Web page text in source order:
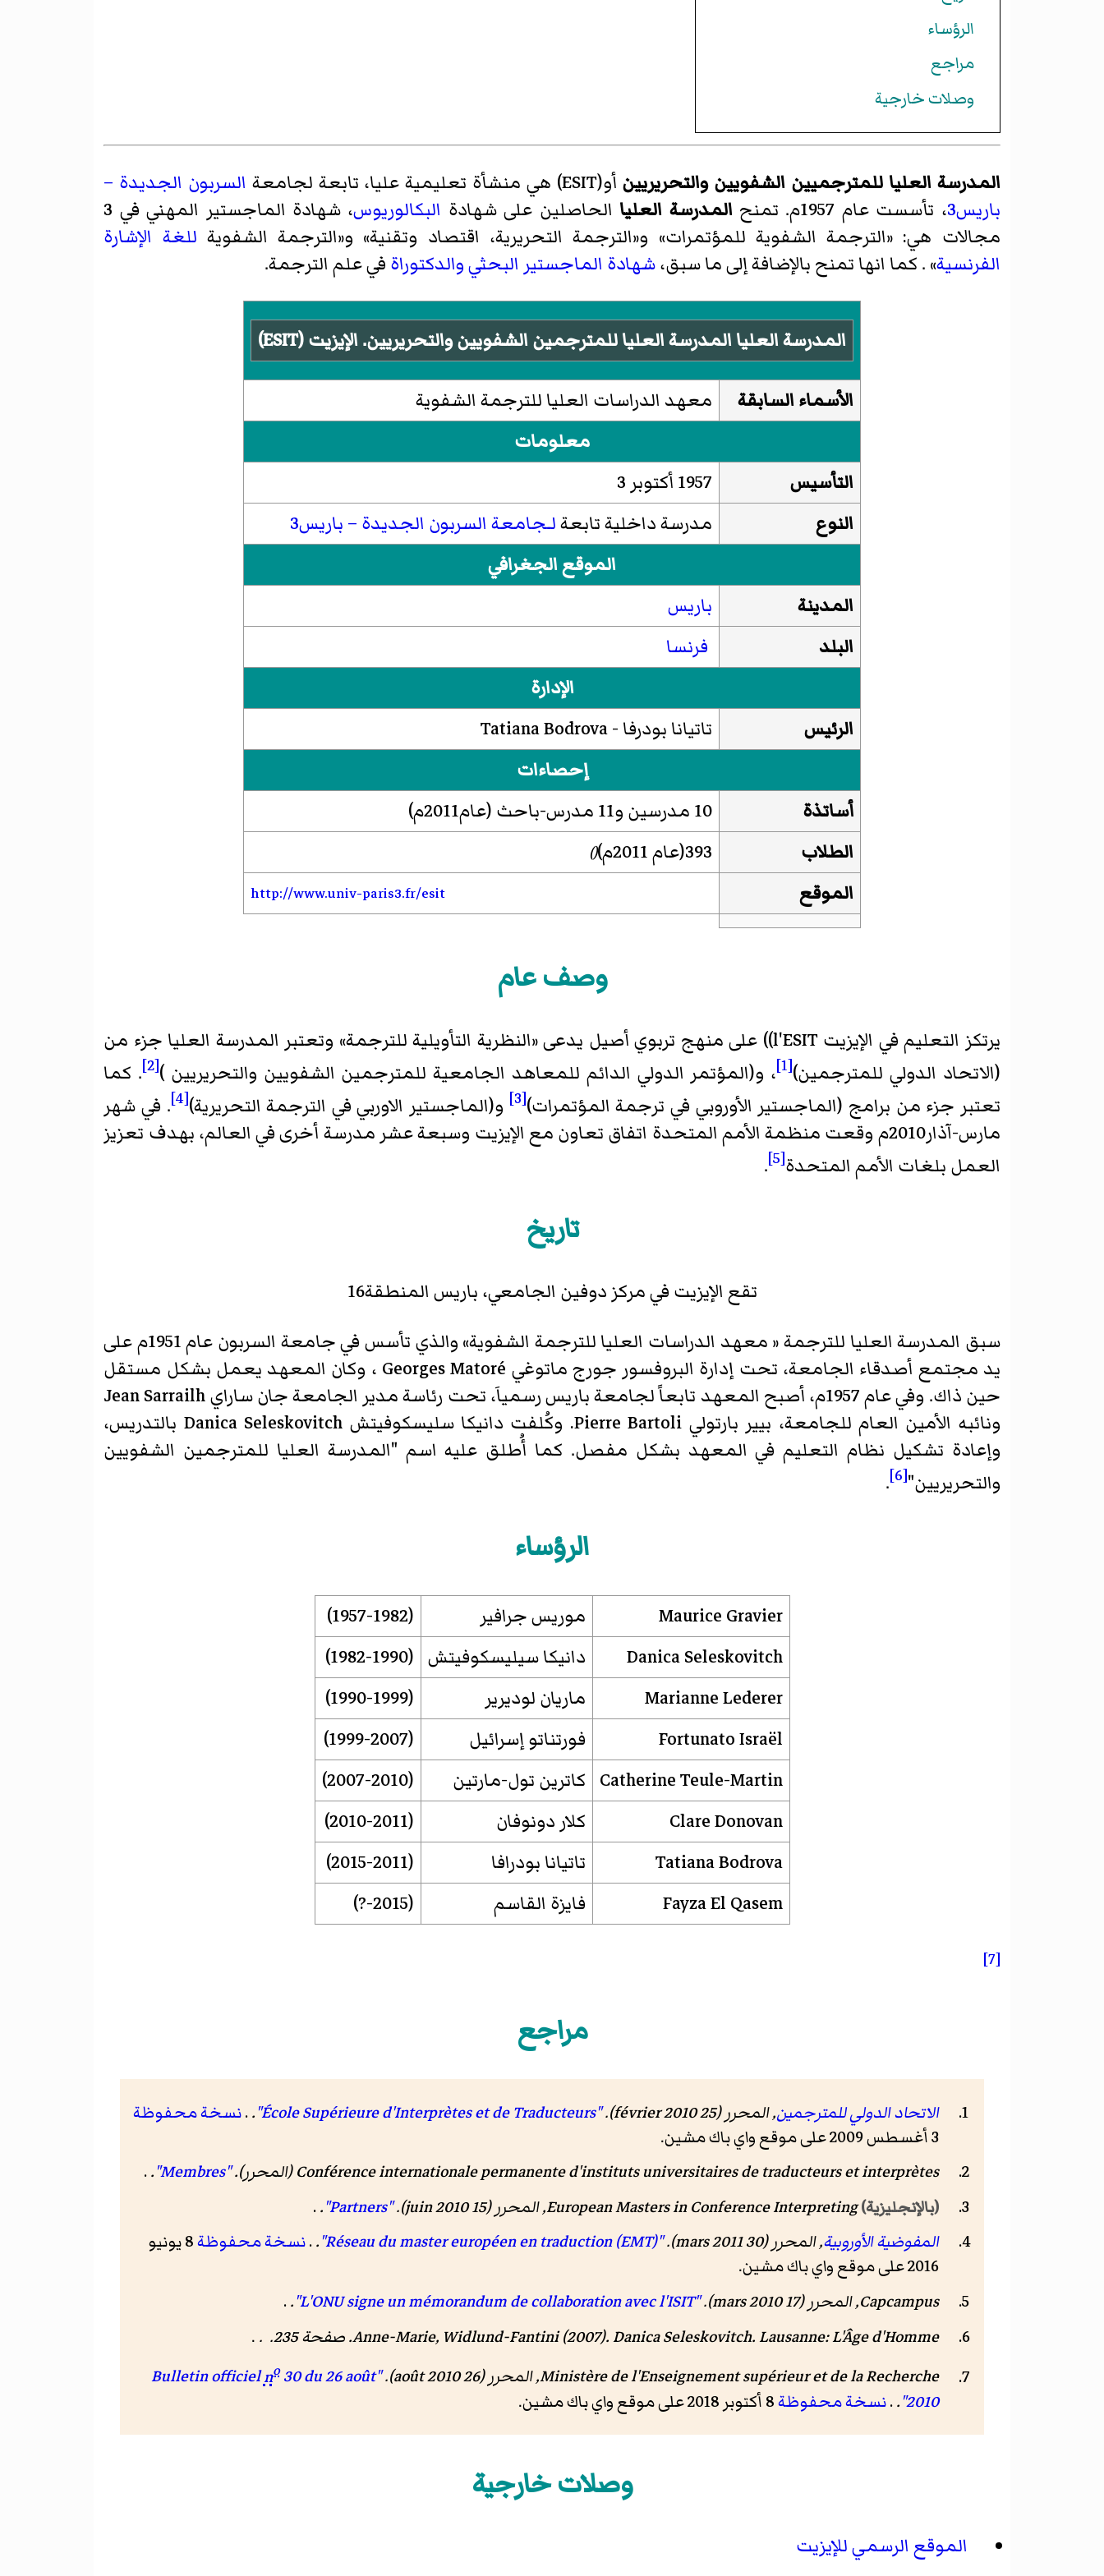
الرؤساء
مراجع
وصلات خارجية
المدرسة العليا للمترجميين الشفويين والتحريريين أو(ESIT) هي منشأة تعليمية عليا، تابعة لجامعة
السربون الجديدة –
باريس3 ، تأسست عام 1957م. تمنح المدرسة العليا الحاصلين على شهادة البكالوريوس
، شهادة الماجستير المهني في 3
مجالات هي: «الترجمة الشفوية للمؤتمرات» و«الترجمة التحريرية، اقتصاد وتقنية» و«الترجمة الشفوية للغة الإشارة
الفرنسية» . كما انها تمنح بالإضافة إلى ما سبق،شهادة الماجستير البحثيوالدكتوراة في علم الترجمة.
المدرسة العليا المدرسة العليا للمترجمين الشفويين والتحريريين. الإيزيت (ESIT)
الأسماء السابقة
معهد الدراسات العليا للترجمة الشفوية
معلومات
التأسيس
1957 أكتوبر 3
النوع
مدرسة داخلية تابعةلـجامعة السربون الجديدة – باريس3
الموقع الجغرافي
المدينة
باريس
البلد
فرنسا
الإدارة
الرئيس
تاتيانا بودرفا - Tatiana Bodrova
إحصاءات
أساتذة
10 مدرسين و11 مدرس-باحث (عام2011م)
الطلاب
393(عام 2011م) ()
الموقع http://www.univ-paris3.fr/esit
وصف عام
يرتكز التعليم في الإيزيت l'ESIT)) على منهج تربوي أصيل يدعى «النظرية التأويلية للترجمة» وتعتبر المدرسة العليا جزء من
(الاتحاد الدولي للمترجمين)[1] ، و(المؤتمر الدولي الدائم للمعاهد الجامعية للمترجمين الشفويين والتحريريين )[2] . كما
تعتبر جزء من برامج (الماجستير الأوروبي في ترجمة المؤتمرات)[3] و(الماجستير الاوربي في الترجمة التحريرية)[4] . في شهر
مارس-آذار2010م وقعت منظمة الأمم المتحدة اتفاق تعاون مع الإيزيت وسبعة عشر مدرسة أخرى في العالم، بهدف تعزيز
العمل بلغات الأمم المتحدة[5]
.
تاريخ
تقع الإيزيت في مركز دوفين الجامعي، باريس المنطقة16
سبق المدرسة العليا للترجمة « معهد الدراسات العليا للترجمة الشفوية» والذي تأسس في جامعة السربون عام 1951م على
يد مجتمع أصدقاء الجامعة، تحت إدارة البروفسور جورج ماتوغي Georges Matoré ، وكان المعهد يعمل بشكل مستقل
حين ذاك. وفي عام 1957م، أصبح المعهد تابعاً لجامعة باريس رسمياَ، تحت رئاسة مدير الجامعة جان ساراي Jean Sarrailh
ونائبه الأمين العام للجامعة، بيير بارتولي Pierre Bartoli. وكُلفت دانيكا سليسكوفيتش Danica Seleskovitch بالتدريس،
وإعادة تشكيل نظام التعليم في المعهد بشكل مفصل. كما أُطلق عليه اسم "المدرسة العليا للمترجمين الشفويين
والتحريريين"[6]
.
الرؤساء
Maurice Gravier موريس جرافير
(1957-1982)
Danica Seleskovitch
دانيكا سيليسكوفيتش (1982-1990)
Marianne Lederer
ماريان لوديرير
(1990-1999)
Fortunato Israël
فورتناتو إسرائيل
(1999-2007)
Catherine Teule-Martin كاترين تول-مارتين
(2007-2010)
Clare Donovan
كلار دونوفان
(2010-2011)
Tatiana Bodrova
تاتيانا بودرافا
(2015-2011)
Fayza El Qasem
فايزة القاسم (2015-?)
[7]
مراجع
الاتحاد الدولي للمترجمين, المحرر (25 février 2010). "École Supérieure d'Interprètes et de Traducteurs"
.
.نسخة محفوظة
3 أغسطس 2009 على موقع واي باك مشين.
Conférence internationale permanente d'instituts universitaires de traducteurs et interprètes (المحرر).
"Membres"
.
.
(بالإنجليزية)European Masters in Conference Interpreting, المحرر (15 juin 2010). "Partners"
.
.
المفوضية الأوروبية, المحرر (30 mars 2011). "Réseau du master européen en traduction (EMT)"
.
.نسخة محفوظة
8 يونيو
2016 على موقع واي باك مشين.
Capcampus, المحرر (17 mars 2010).
"L'ONU signe un mémorandum de collaboration avec l'ISIT"
.
.
Anne-Marie, Widlund-Fantini (2007).Danica Seleskovitch. Lausanne: L'Âge d'Homme. صفحة 235. .
.
Ministère de l'Enseignement supérieur et de la Recherche, المحرر (26 août 2010). "Bulletin officiel
no30 du 26 août
2010"
.
.نسخة محفوظة
وصلات خارجية
الموقع الرسمي للإيزيت